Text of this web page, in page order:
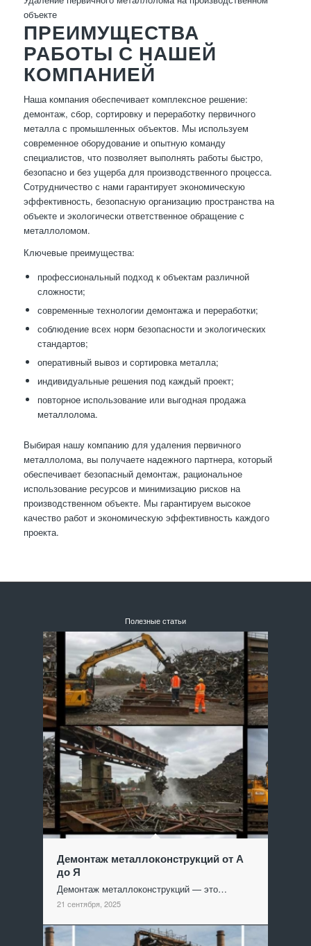
объекте
ПРЕИМУЩЕСТВА
РАБОТЫ С НАШЕЙ
КОМПАНИЕЙ
Наша компания обеспечивает комплексное решение:
демонтаж, сбор, сортировку и переработку первичного
металла с промышленных объектов. Мы используем
современное оборудование и опытную команду
специалистов, что позволяет выполнять работы быстро,
безопасно и без ущерба для производственного процесса.
Сотрудничество с нами гарантирует экономическую
эффективность, безопасную организацию пространства на
объекте и экологически ответственное обращение с
металлоломом.
Ключевые преимущества:
профессиональный подход к объектам различной
сложности;
современные технологии демонтажа и переработки;
соблюдение всех норм безопасности и экологических
стандартов;
оперативный вывоз и сортировка металла;
индивидуальные решения под каждый проект;
повторное использование или выгодная продажа
металлолома.
Выбирая нашу компанию для удаления первичного
металлолома, вы получаете надежного партнера, который
обеспечивает безопасный демонтаж, рациональное
использование ресурсов и минимизацию рисков на
производственном объекте. Мы гарантируем высокое
качество работ и экономическую эффективность каждого
проекта.
Полезные статьи
Демонтаж металлоконструкций от А
до Я
Демонтаж металлоконструкций — это…
21 сентября, 2025